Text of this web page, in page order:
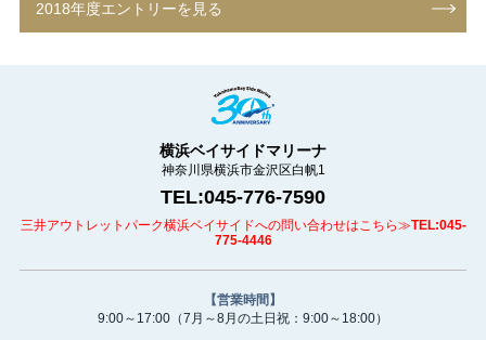
2018年度エントリーを見る
横浜ベイサイドマリーナ
神奈川県横浜市金沢区白帆1
TEL:045-776-7590
三井アウトレットパーク横浜ベイサイドへの問い合わせはこちら≫TEL:045-
775-4446
【営業時間】
9:00～17:00 （7月～8月の土日祝：9:00～18:00）